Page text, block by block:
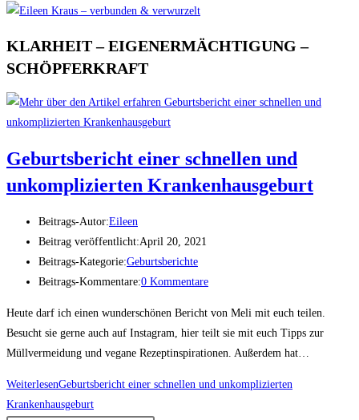
KLARHEIT – EIGENERMÄCHTIGUNG –
SCHÖPFERKRAFT
Geburtsbericht einer schnellen und
unkomplizierten Krankenhausgeburt
Beitrags-Autor:Eileen
Beitrag veröffentlicht:April 20, 2021
Beitrags-Kategorie:Geburtsberichte
Beitrags-Kommentare:0 Kommentare
Heute darf ich einen wunderschönen Bericht von Meli mit euch teilen.
Besucht sie gerne auch auf Instagram, hier teilt sie mit euch Tipps zur
Müllvermeidung und vegane Rezeptinspirationen. Außerdem hat…
WeiterlesenGeburtsbericht einer schnellen und unkomplizierten
Krankenhausgeburt